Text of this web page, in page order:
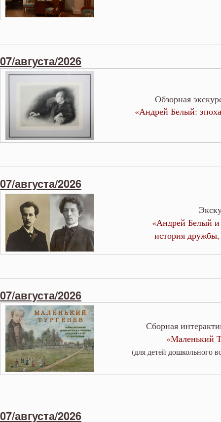
07/августа/2026
Обзорная
«Андрей Белый:
07/августа/2026
«Андрей Белый
история
07/августа/2026
Сборная
«Маленький
(для детей дошкольного
07/августа/2026